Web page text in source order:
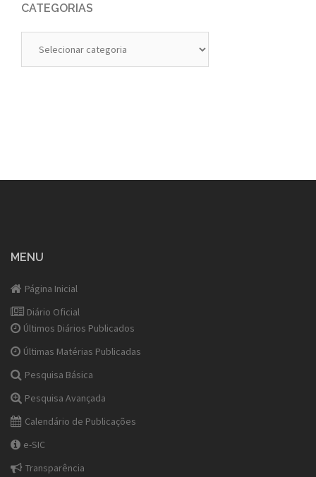
CATEGORIAS
MENU
Página Inicial
Diário Oficial
Últimos Diários Publicados
Últimas Matérias Publicadas
Pesquisa Básica
Pesquisa Avançada
Calendário de Publicações
e-SIC
Transparência